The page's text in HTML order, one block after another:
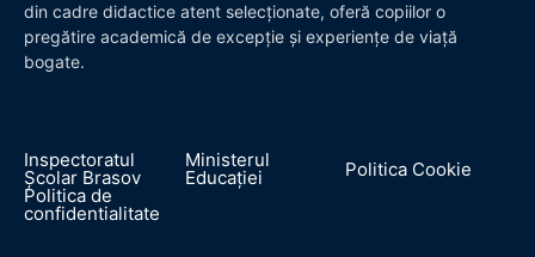
din cadre didactice atent selecționate, oferă copiilor o
pregătire academică de excepție și experiențe de viață
bogate.
Inspectoratul
Școlar Brasov
Ministerul
Educației
Politica Cookie
Politica de
confidentialitate